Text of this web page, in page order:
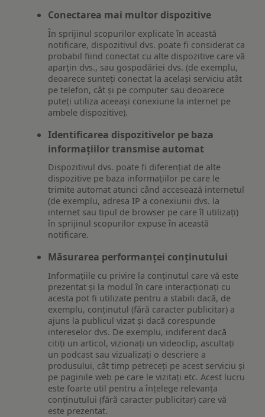
Conectarea mai multor dispozitive
În sprijinul scopurilor explicate în această
notificare, dispozitivul dvs. poate fi considerat ca
probabil fiind conectat cu alte dispozitive care vă
aparțin dvs., sau gospodăriei dvs. (de exemplu,
deoarece sunteți conectat la același serviciu atât
pe telefon, cât și pe computer sau deoarece
puteți utiliza aceeași conexiune la internet pe
ambele dispozitive).
Identificarea dispozitivelor pe baza
informațiilor transmise automat
Dispozitivul dvs. poate fi diferențiat de alte
dispozitive pe baza informațiilor pe care le
trimite automat atunci când accesează internetul
(de exemplu, adresa IP a conexiunii dvs. la
internet sau tipul de browser pe care îl utilizați)
în sprijinul scopurilor expuse în această
notificare.
Măsurarea performanței conținutului
Informațiile cu privire la conținutul care vă este
prezentat și la modul în care interacționați cu
acesta pot fi utilizate pentru a stabili dacă, de
exemplu, conținutul (fără caracter publicitar) a
ajuns la publicul vizat și dacă corespunde
intereselor dvs. De exemplu, indiferent dacă
citiți un articol, vizionați un videoclip, ascultați
un podcast sau vizualizați o descriere a
produsului, cât timp petreceți pe acest serviciu și
pe paginile web pe care le vizitați etc. Acest lucru
este foarte util pentru a înțelege relevanța
conținutului (fără caracter publicitar) care vă
este prezentat.